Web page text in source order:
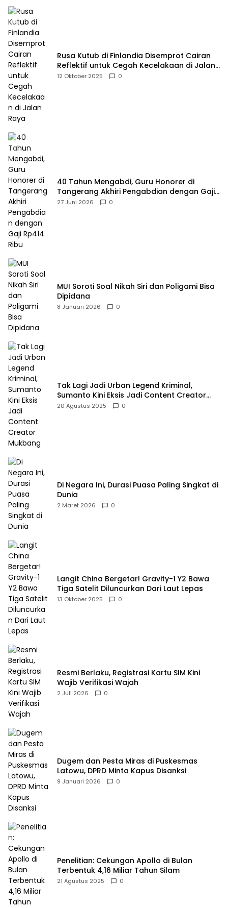
Rusa Kutub di Finlandia Disemprot Cairan
Reflektif untuk Cegah Kecelakaan di Jalan
Raya
12 Oktober 2025 0
40 Tahun Mengabdi, Guru Honorer di
Tangerang Akhiri Pengabdian dengan Gaji
Rp414 Ribu
27 Juni 2026 0
MUI Soroti Soal Nikah Siri dan Poligami Bisa
Dipidana
8 Januari 2026 0
Tak Lagi Jadi Urban Legend Kriminal,
Sumanto Kini Eksis Jadi Content Creator
Mukbang
20 Agustus 2025 0
Di Negara Ini, Durasi Puasa Paling Singkat di
Dunia
2 Maret 2026 0
Langit China Bergetar! Gravity-1 Y2 Bawa
Tiga Satelit Diluncurkan Dari Laut Lepas
13 Oktober 2025 0
Resmi Berlaku, Registrasi Kartu SIM Kini
Wajib Verifikasi Wajah
2 Juli 2026 0
Dugem dan Pesta Miras di Puskesmas
Latowu, DPRD Minta Kapus Disanksi
9 Januari 2026 0
Penelitian: Cekungan Apollo di Bulan
Terbentuk 4,16 Miliar Tahun Silam
21 Agustus 2025 0